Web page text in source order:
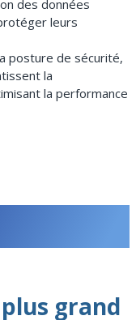
des données
leurs
posture de sécurité,
la
la performance
grand